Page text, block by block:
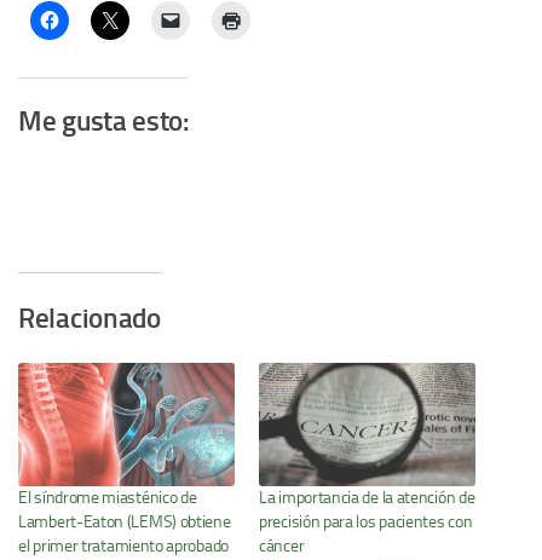
Me gusta esto:
Relacionado
El síndrome miasténico de
Lambert-Eaton (LEMS) obtiene
el primer tratamiento aprobado
La importancia de la atención de
precisión para los pacientes con
cáncer